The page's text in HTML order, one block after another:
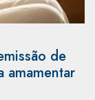
de
amamentar